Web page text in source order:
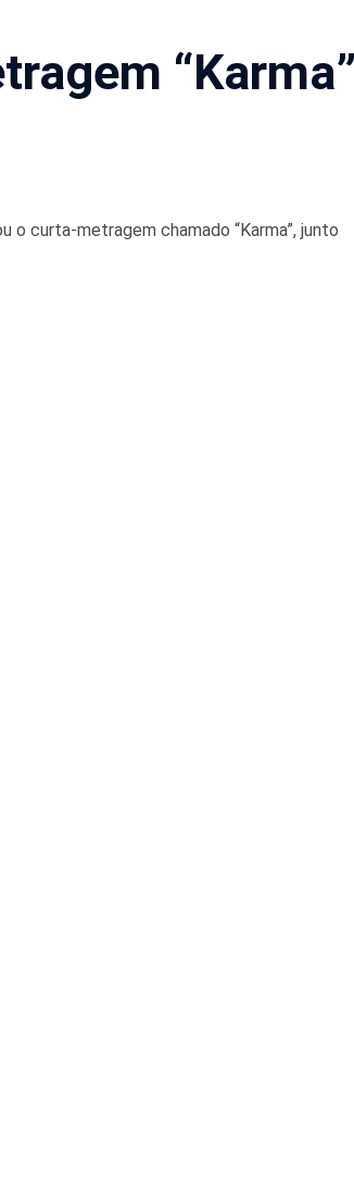
“Karma”
o curta-metragem chamado “Karma”, junto